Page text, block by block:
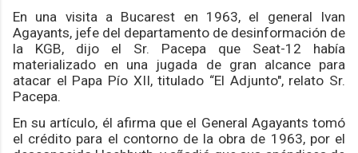
En una visita a Bucarest en 1963, el general Ivan
Agayants, jefe del departamento de desinformación de
la KGB, dijo el Sr. Pacepa que Seat-12 había
materializado en una jugada de gran alcance para
atacar el Papa Pío XII, titulado “El Adjunto", relato Sr.
Pacepa.
En su artículo, él afirma que el General Agayants tomó
el crédito para el contorno de la obra de 1963, por el